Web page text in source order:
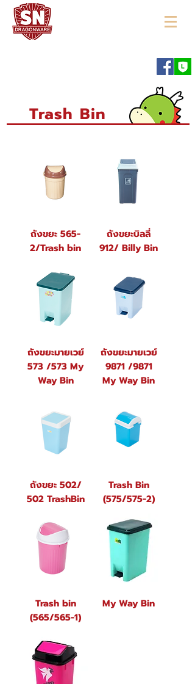
Trash Bin
ถังขยะ 565-
2/Trash bin
ถังขยะบิลลี่
912/ Billy Bin
ถังขยะมายเวย์
573 /573 My
Way Bin
ถังขยะมายเวย์
9871 /9871
My Way Bin
ถังขยะ 502/
502 TrashBin
Trash Bin
(575/575-2)
Trash bin
(565/565-1)
My Way Bin